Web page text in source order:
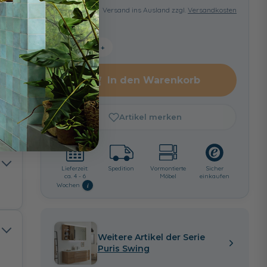
Versand ins Ausland zzgl. Versandkosten
− +
In den Warenkorb
Artikel merken
Lieferzeit:
ca. 4 - 6
Wochen
i
Spedition
Vormontierte
Möbel
Sicher
einkaufen
Weitere Artikel der Serie
Puris Swing